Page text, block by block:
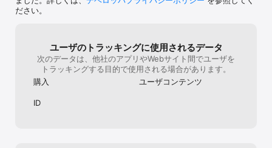
ださい。
ユーザのトラッキングに使用されるデータ
次のデータは、他社のアプリやWebサイト間でユーザを
トラッキングする目的で使用される場合があります。
購入
ユーザコンテンツ
ID